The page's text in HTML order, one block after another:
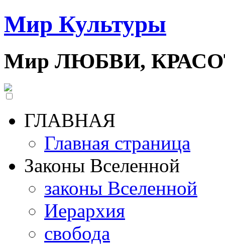
Мир Культуры
Мир ЛЮБВИ,
ГЛАВНАЯ
Главная страница
Законы Вселенной
законы Вселенной
Иерархия
свобода